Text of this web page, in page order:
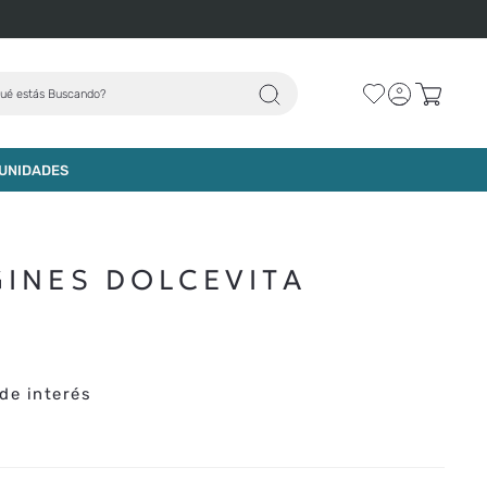
estás Buscando?
AGREGAR AL CARRO
DOLCEVITA
interés